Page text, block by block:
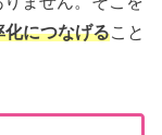
化につなげること